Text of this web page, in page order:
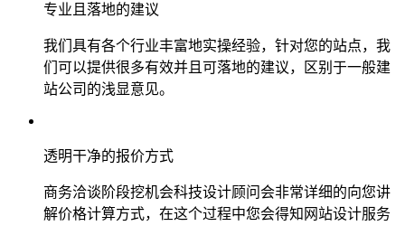
专业且落地的建议
我们具有各个行业丰富地实操经验，针对您的站点，我
们可以提供很多有效并且可落地的建议，区别于一般建
站公司的浅显意见。
透明干净的报价方式
商务洽谈阶段挖机会科技设计顾问会非常详细的向您讲
解价格计算方式，在这个过程中您会得知网站设计服务